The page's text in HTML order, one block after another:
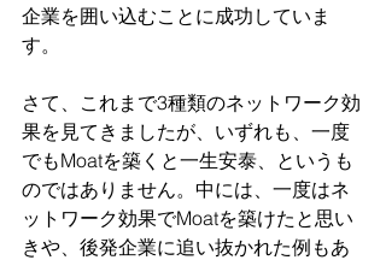
企業を囲い込むことに成功していま
す。
さて、これまで3種類のネットワーク効
果を見てきましたが、いずれも、一度
でもMoatを築くと一生安泰、というも
のではありません。中には、一度はネ
ットワーク効果でMoatを築けたと思い
きや、後発企業に追い抜かれた例もあ